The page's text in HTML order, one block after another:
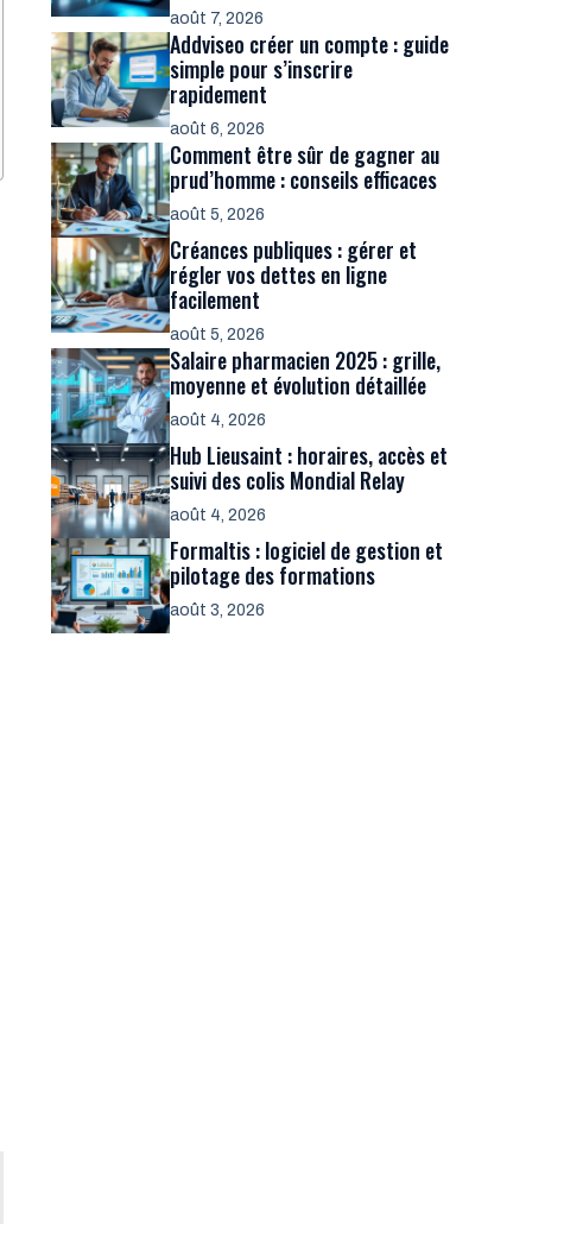
août 7, 2026
Addviseo créer un compte : guide
simple pour s’inscrire
rapidement
août 6, 2026
Comment être sûr de gagner au
prud’homme : conseils efficaces
août 5, 2026
Créances publiques : gérer et
régler vos dettes en ligne
facilement
août 5, 2026
Salaire pharmacien 2025 : grille,
moyenne et évolution détaillée
août 4, 2026
Hub Lieusaint : horaires, accès et
suivi des colis Mondial Relay
août 4, 2026
Formaltis : logiciel de gestion et
pilotage des formations
août 3, 2026